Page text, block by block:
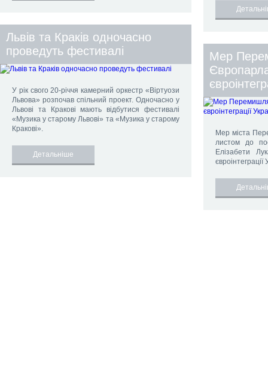
Львів та Краків одночасно
проведуть фестивалі
У рік свого 20-річчя камерний оркестр «Віртуози
Львова» розпочав спільний проект. Одночасно у
Львові та Кракові мають відбутися фестивалі
«Музика у старому Львові» та «Музика у старому
Кракові».
Детальніше
Мер
Мер міста
листом до
Елізабети
євроінтеграції